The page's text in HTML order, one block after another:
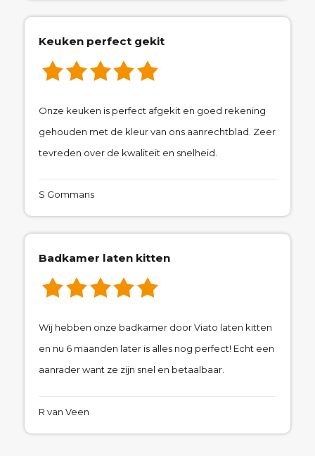
Keuken perfect gekit
Onze keuken is perfect afgekit en goed rekening
gehouden met de kleur van ons aanrechtblad. Zeer
tevreden over de kwaliteit en snelheid.
S Gommans
Badkamer laten kitten
Wij hebben onze badkamer door Viato laten kitten
en nu 6 maanden later is alles nog perfect! Echt een
aanrader want ze zijn snel en betaalbaar.
R van Veen